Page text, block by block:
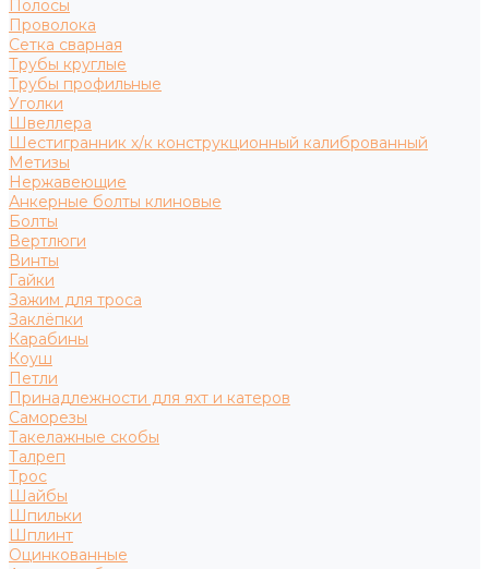
Полосы
Проволока
Сетка сварная
Трубы круглые
Трубы профильные
Уголки
Швеллера
Шестигранник х/к конструкционный калиброванный
Метизы
Нержавеющие
Анкерные болты клиновые
Болты
Вертлюги
Винты
Гайки
Зажим для троса
Заклёпки
Карабины
Коуш
Петли
Принадлежности для яхт и катеров
Саморезы
Такелажные скобы
Талреп
Трос
Шайбы
Шпильки
Шплинт
Оцинкованные